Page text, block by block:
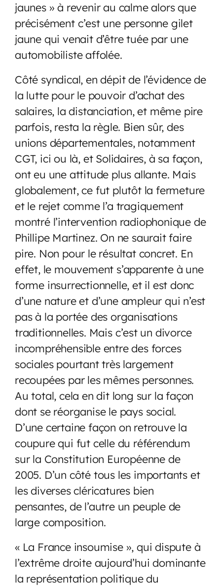
jaunes » à revenir au calme alors que
précisément c’est une personne gilet
jaune qui venait d’être tuée par une
automobiliste affolée.
Côté syndical, en dépit de l’évidence de
la lutte pour le pouvoir d’achat des
salaires, la distanciation, et même pire
parfois, resta la règle. Bien sûr, des
unions départementales, notamment
CGT, ici ou là, et Solidaires, à sa façon,
ont eu une attitude plus allante. Mais
globalement, ce fut plutôt la fermeture
et le rejet comme l’a tragiquement
montré l’intervention radiophonique de
Phillipe Martinez. On ne saurait faire
pire. Non pour le résultat concret. En
effet, le mouvement s’apparente à une
forme insurrectionnelle, et il est donc
d’une nature et d’une ampleur qui n’est
pas à la portée des organisations
traditionnelles. Mais c’est un divorce
incompréhensible entre des forces
sociales pourtant très largement
recoupées par les mêmes personnes.
Au total, cela en dit long sur la façon
dont se réorganise le pays social.
D’une certaine façon on retrouve la
coupure qui fut celle du référendum
sur la Constitution Européenne de
2005. D’un côté tous les importants et
les diverses cléricatures bien
pensantes, de l’autre un peuple de
large composition.
« La France insoumise », qui dispute à
l’extrême droite aujourd’hui dominante
la représentation politique du